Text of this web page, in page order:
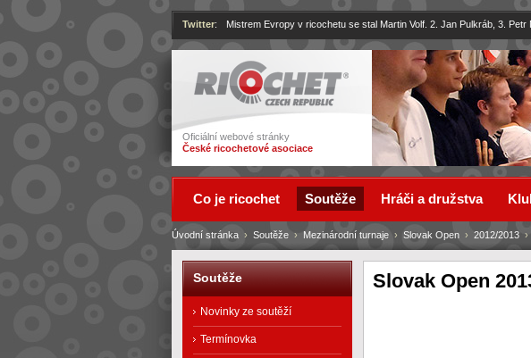
Ricochet
Oficiální webové stránky
České ricochetové asociace
Twitter: Mistrem Evropy v ricochetu se stal Martin Volf. 2. Jan Pulkráb, 3.
Slovak Open
Úvodní stránka › Soutěže › Mezinárodní turnaje › Slovak Open › 2012/2013 ›
Co je ricochet Soutěže Hráči a družstva
Soutěže
Novinky ze soutěží
Termínovka